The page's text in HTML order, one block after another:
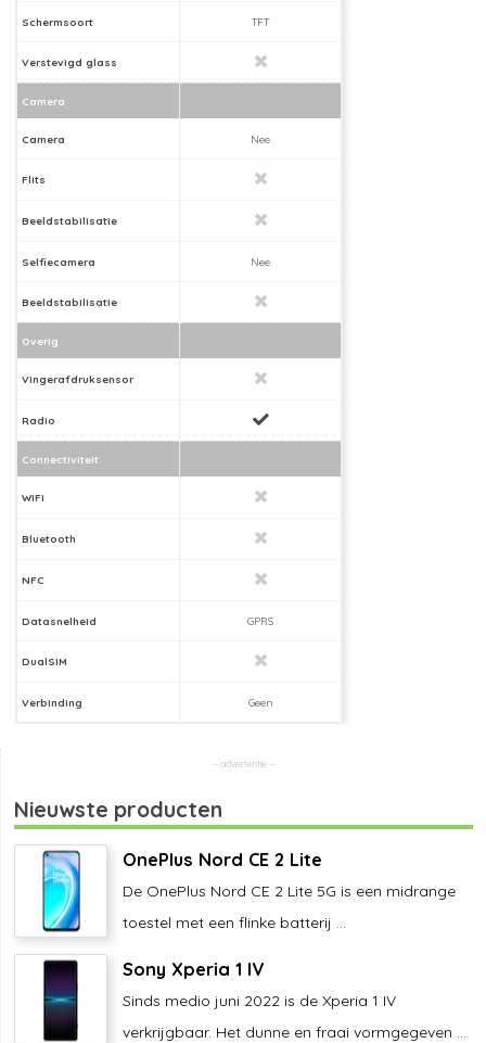
Schermsoort TFT
Verstevigd glass
Camera
Camera Nee
Flits
Beeldstabilisatie
Selfiecamera Nee
Beeldstabilisatie
Overig
Vingerafdruksensor
Radio
Connectiviteit
WiFi
Bluetooth
NFC
Datasnelheid GPRS
DualSIM
Verbinding Geen
Nieuwste producten
OnePlus Nord CE 2 Lite
De OnePlus Nord CE 2 Lite 5G is een midrange
toestel met een flinke batterij ...
Sony Xperia 1 IV
Sinds medio juni 2022 is de Xperia 1 IV
verkrijgbaar. Het dunne en fraai vormgegeven ...